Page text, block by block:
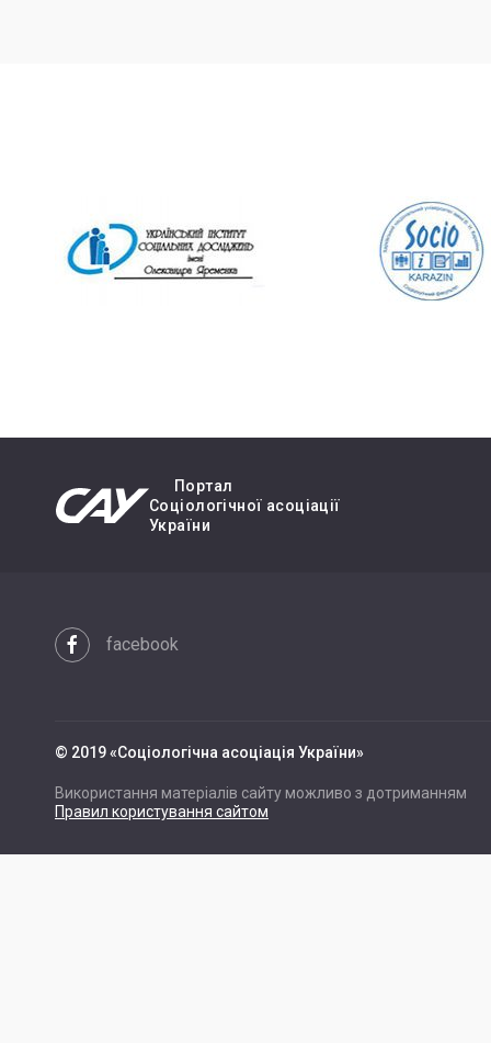
Портал
Cоціологічної асоціації
України
facebook
© 2019 «Cоціологічна асоціація України»
Використання матеріалів сайту можливо з дотриманням
Правил користування сайтом